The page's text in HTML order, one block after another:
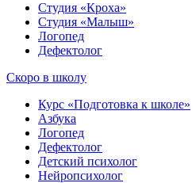
Студия «Кроха»
Студия «Малыш»
Логопед
Дефектолог
Скоро в школу
Курс «Подготовка к школе»
Азбука
Логопед
Дефектолог
Детский психолог
Нейропсихолог